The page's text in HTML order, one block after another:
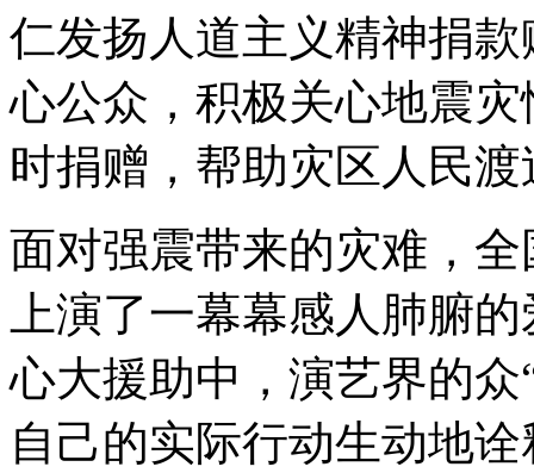
仁发扬人道主义精神捐
心公众，积极关心地震
时捐赠，帮助灾区人民
面对强震带来的灾难，
上演了一幕幕感人肺腑
心大援助中，演艺界的
自己的实际行动生动地